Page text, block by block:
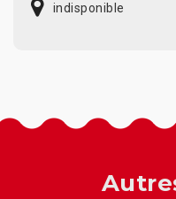
indisponible